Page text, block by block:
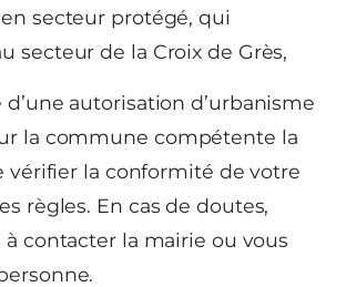
secteur protégé, qui
secteur de la Croix de Grès,
d’une autorisation d’urbanisme
la commune compétente la
vérifier la conformité de votre
règles. En cas de doutes,
à contacter la mairie ou vous